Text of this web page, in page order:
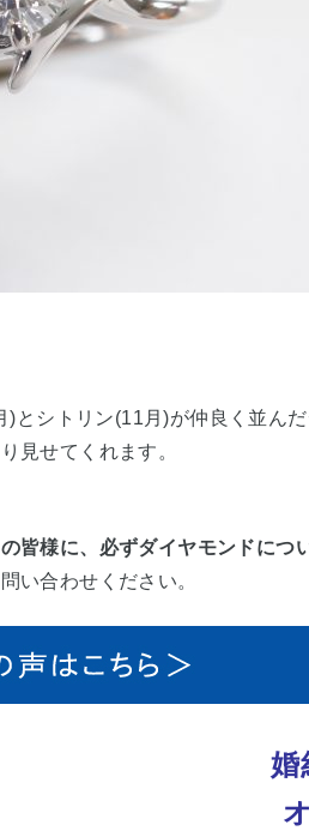
とシトリン(11月)が仲良く並ん
見せてくれます。
皆様に、必ずダイヤモンドにつ
い合わせください。
婚